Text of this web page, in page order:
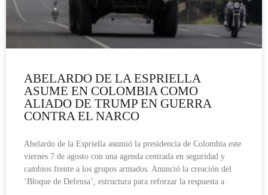
ABELARDO DE LA ESPRIELLA
ASUME EN COLOMBIA COMO
ALIADO DE TRUMP EN GUERRA
CONTRA EL NARCO
Abelardo de la Espriella asumió la presidencia de Colombia este
viernes 7 de agosto con una agenda centrada en seguridad y
cambios frente a los grupos armados. Anunció la creación del
‘Bloque de Defensa’, estructura para reforzar la respuesta a